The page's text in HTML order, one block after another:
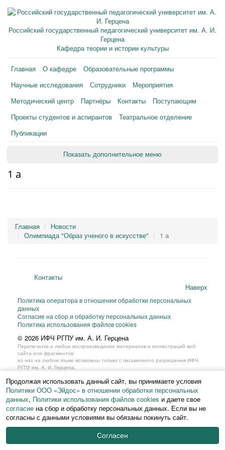
Российский государственный педагогический университет им. А. И.
Герцена
Кафедра теории и истории культуры
Главная О кафедре
Образовательные программы
Научные исследования
Сотрудники
Мероприятия
Методический центр
Партнёры Контакты
Поступающим
Проекты студентов и аспирантов
Театральное отделение
Публикации
Показать дополнительное меню
1 а
Главная
Новости
Олимпиада "Образ ученого в искусстве"
1 а
Контакты
Наверх
Политика оператора в отношении обработки персональных
данных
Согласие на сбор и обработку персональных данных
Политика использования файлов cookies
© 2026 ИФЧ РГПУ им. А. И. Герцена
Перепечатка и любое воспроизведение материалов и иллюстраций веб-
сайта или фрагментов
из них на любом языке возможны только с письменного разрешения ИФЧ
РГПУ им. А. И. Герцена.
Продолжая использовать данный сайт, вы принимаете условия
Политики ООО «Эйдос» в отношении обработки персональных
данных, Политики использования файлов cookies и даете свое
согласие на сбор и обработку персональных данных. Если вы не
согласны с данными условиями вы обязаны покинуть сайт.
Согласен